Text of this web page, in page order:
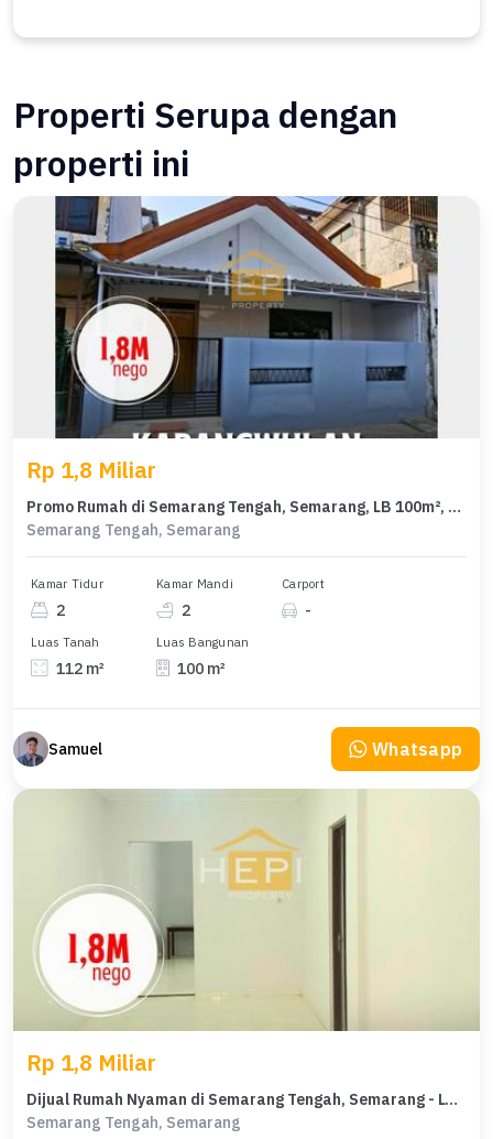
Properti Serupa dengan
properti ini
Rp 1,8 Miliar
Promo Rumah di Semarang Tengah, Semarang, LB 100m², Harga 1,8 Miliar
Semarang Tengah, Semarang
Kamar Tidur
2
Kamar Mandi
2
Carport
-
Luas Tanah
112 m²
Luas Bangunan
100 m²
Samuel Whatsapp
Rp 1,8 Miliar
Dijual Rumah Nyaman di Semarang Tengah, Semarang - LT 112m²
Semarang Tengah, Semarang